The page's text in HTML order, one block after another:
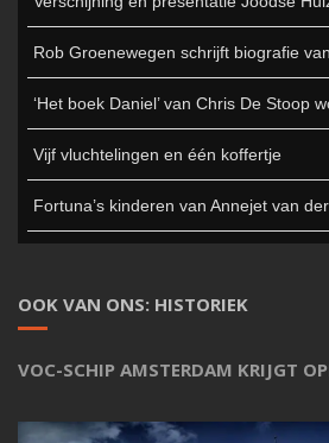
Rob Groenewegen schrijft biografie
‘Het boek Daniel’ van Chris De Stoop
Vijf vluchtelingen en één koffertje
Fortuna’s kinderen van Annejet van
OOK VAN ONS: HISTORIEK
VOC-SCHIP AMSTERDAM KRIJGT